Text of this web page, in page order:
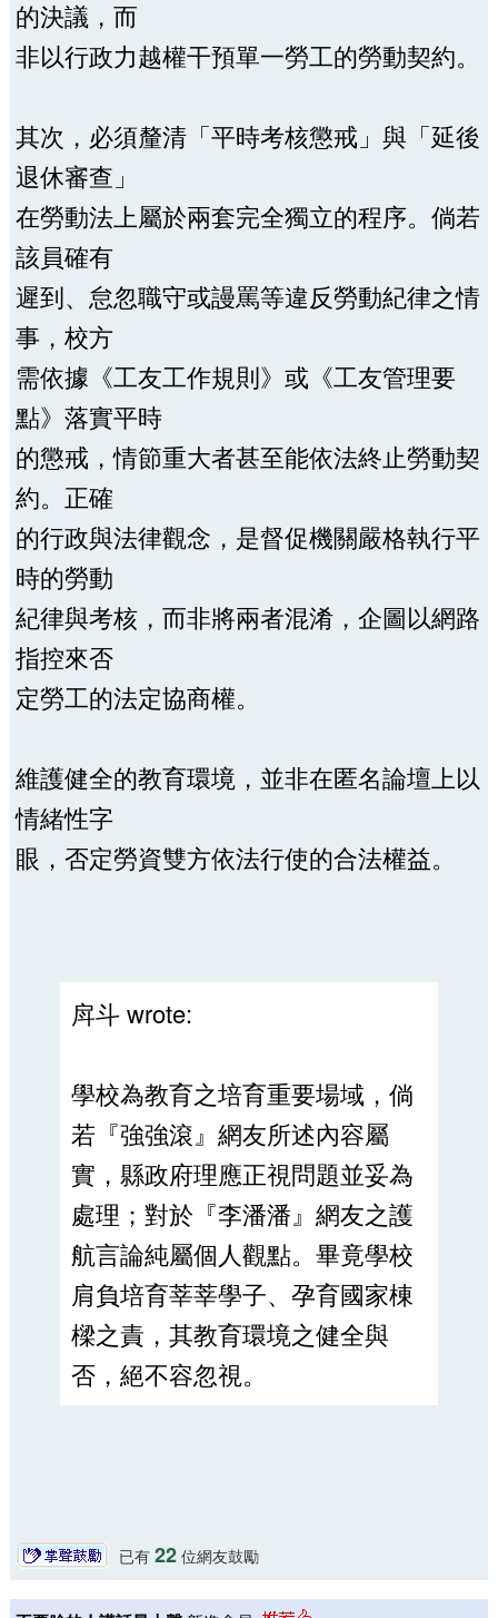
的決議，而
非以行政力越權干預單一勞工的勞動契約。
其次，必須釐清「平時考核懲戒」與「延後
退休審查」
在勞動法上屬於兩套完全獨立的程序。倘若
該員確有
遲到、怠忽職守或謾罵等違反勞動紀律之情
事，校方
需依據《工友工作規則》或《工友管理要
點》落實平時
的懲戒，情節重大者甚至能依法終止勞動契
約。正確
的行政與法律觀念，是督促機關嚴格執行平
時的勞動
紀律與考核，而非將兩者混淆，企圖以網路
指控來否
定勞工的法定協商權。
維護健全的教育環境，並非在匿名論壇上以
情緒性字
眼，否定勞資雙方依法行使的合法權益。
戽斗 wrote:
學校為教育之培育重要場域，倘
若『強強滾』網友所述內容屬
實，縣政府理應正視問題並妥為
處理；對於『李潘潘』網友之護
航言論純屬個人觀點。畢竟學校
肩負培育莘莘學子、孕育國家棟
樑之責，其教育環境之健全與
否，絕不容忽視。
已有 22位網友鼓勵